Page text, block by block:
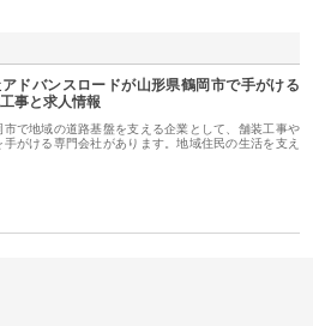
ドバンスロードが山形県鶴岡市で手がける
事と求人情報
市で地域の道路基盤を支える企業として、舗装工事や
手がける専門会社があります。地域住民の生活を支え